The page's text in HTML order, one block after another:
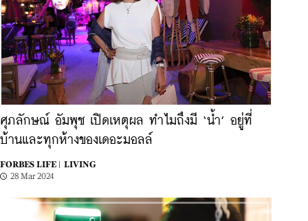
ศุภลักษณ์ อัมพุช เปิดเหตุผล ทำไมถึงมี ‘น้ำ’ อยู่ที่
บ้านและทุกห้างของเดอะมอลล์
FORBES LIFE |
LIVING
28 Mar 2024